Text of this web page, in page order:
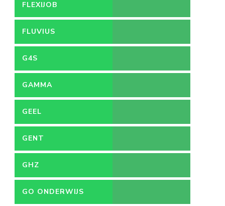
FLEXIJOB
FLUVIUS
G4S
GAMMA
GEEL
GENT
GHZ
GO ONDERWIJS